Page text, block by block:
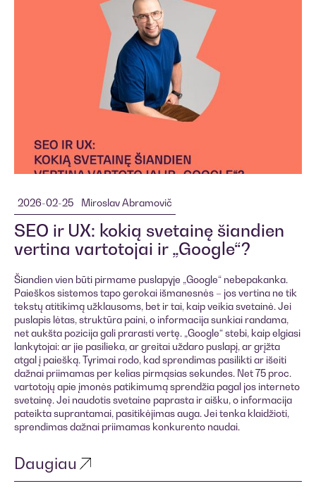
2026-02-25 Miroslav Abramovič
SEO ir UX: kokią svetainę šiandien
vertina vartotojai ir „Google“?
Šiandien vien būti pirmame puslapyje „Google“ nebepakanka.
Paieškos sistemos tapo gerokai išmanesnės – jos vertina ne tik
tekstų atitikimą užklausoms, bet ir tai, kaip veikia svetainė. Jei
puslapis lėtas, struktūra paini, o informacija sunkiai randama,
net aukšta pozicija gali prarasti vertę. „Google“ stebi, kaip elgiasi
lankytojai: ar jie pasilieka, ar greitai uždaro puslapį, ar grįžta
atgal į paiešką. Tyrimai rodo, kad sprendimas pasilikti ar išeiti
dažnai priimamas per kelias pirmąsias sekundes. Net 75 proc.
vartotojų apie įmonės patikimumą sprendžia pagal jos interneto
svetainę. Jei naudotis svetaine paprasta ir aišku, o informacija
pateikta suprantamai, pasitikėjimas auga. Jei tenka klaidžioti,
sprendimas dažnai priimamas konkurento naudai.
Daugiau